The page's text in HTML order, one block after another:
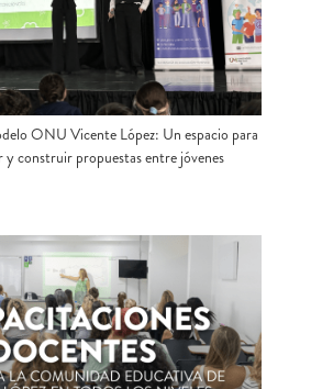
ONU Vicente López: Un espacio para
construir propuestas entre jóvenes